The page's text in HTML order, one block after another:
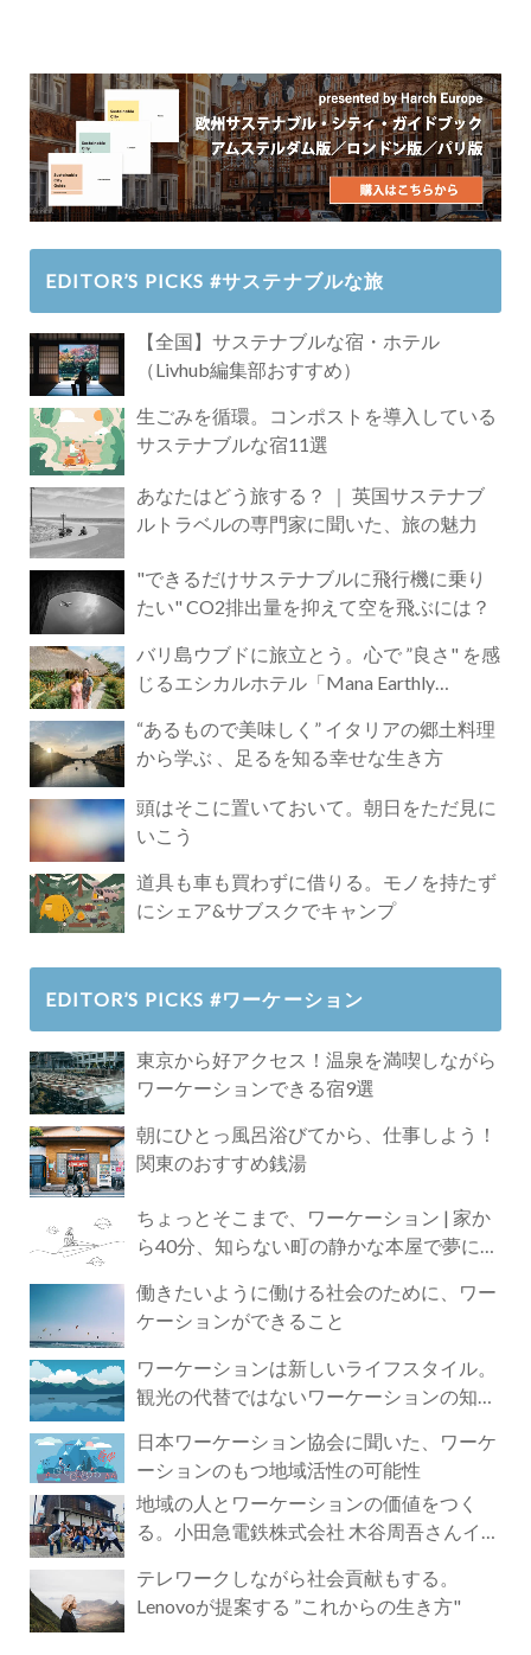
EDITOR’S PICKS #サステナブルな旅
【全国】サステナブルな宿・ホテル
（Livhub編集部おすすめ）
生ごみを循環。コンポストを導入している
サステナブルな宿11選
あなたはどう旅する？ ｜ 英国サステナブ
ルトラベルの専門家に聞いた、旅の魅力
"できるだけサステナブルに飛行機に乗り
たい" CO2排出量を抑えて空を飛ぶには？
バリ島ウブドに旅立とう。心で ”良さ" を感
じるエシカルホテル「Mana Earthly
“あるもので美味しく” イタリアの郷土料理
から学ぶ 、足るを知る幸せな生き方
頭はそこに置いておいて。朝日をただ見に
いこう
道具も車も買わずに借りる。モノを持たず
にシェア&サブスクでキャンプ
EDITOR’S PICKS #ワーケーション
東京から好アクセス！温泉を満喫しながら
ワーケーションできる宿9選
朝にひとっ風呂浴びてから、仕事しよう！
関東のおすすめ銭湯
ちょっとそこまで、ワーケーション | 家か
ら40分、知らない町の静かな本屋で夢に近
働きたいように働ける社会のために、ワー
ケーションができること
ワーケーションは新しいライフスタイル。
観光の代替ではないワーケーションの知ら
日本ワーケーション協会に聞いた、ワーケ
ーションのもつ地域活性の可能性
地域の人とワーケーションの価値をつく
る。小田急電鉄株式会社 木谷周吾さんイン
テレワークしながら社会貢献もする。
Lenovoが提案する ”これからの生き方"